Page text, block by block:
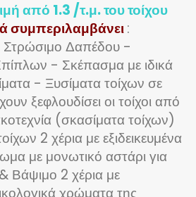
από 1.3 /τ.μ. του τοίχου
:
Δαπέδου -
- Σκέπασμα με ιδικά
- Ξυσίματα τοίχων σε
ξεφλουδίσει οι τοίχοι από
(σκασίματα τοίχων)
2 χέρια με εξιδεικευμένα
με μονωτικό αστάρι για
Βάψιμο 2 χέρια με